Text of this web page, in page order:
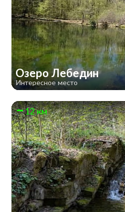
Озеро Лебедин
Интересное место
12 км